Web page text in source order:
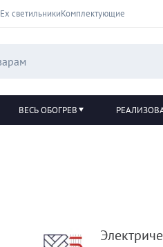
Ех светильникиКомплектующие
ВЕСЬ ОБОГРЕВ